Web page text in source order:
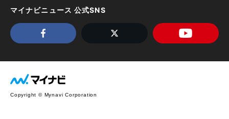
マイナビニュース 公式SNS
Copyright © Mynavi Corporation